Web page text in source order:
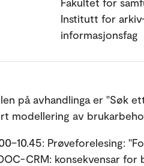
Institutt for
informasjonsfag
på avhandlinga er "Søk
modellering av
Prøveforelesing:
CRM: konsekvensar for